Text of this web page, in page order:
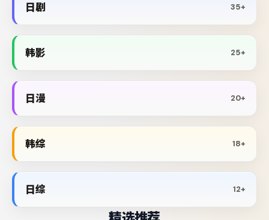
日剧 35+
韩影 25+
日漫 20+
韩综 18+
日综 12+